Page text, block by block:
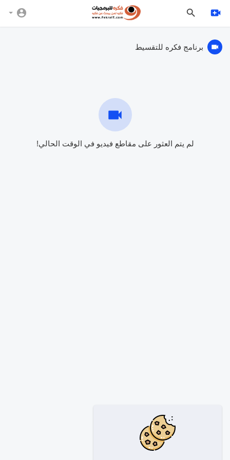
برنامج فكره للتقسيط
لم يتم العثور على مقاطع فيديو في الوقت الحالي!